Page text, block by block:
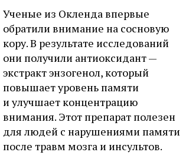
Ученые из Окленда впервые
обратили внимание на сосновую
кору. В результате исследований
они получили антиоксидант —
экстракт энзогенол, который
повышает уровень памяти
и улучшает концентрацию
внимания. Этот препарат полезен
для людей с нарушениями памяти
после травм мозга и инсультов.